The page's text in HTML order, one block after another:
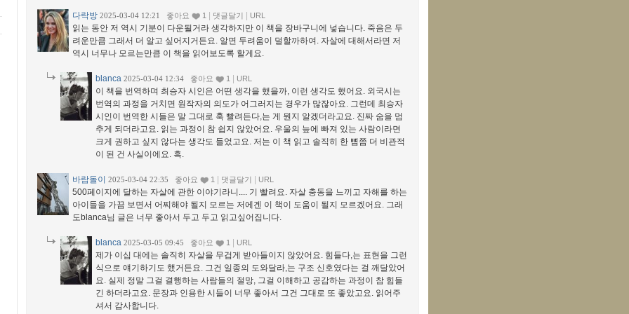
다락방 2025-03-04 12:21 좋아요 1 댓글달기 URL
읽는 동안 저 역시 기분이 다운될거라 생각하지만 이 책을 장바구니에 넣습니다. 죽음은 두
려운만큼 그래서 더 알고 싶어지거든요. 알면 두려움이 덜할까하여. 자살에 대해서라면 저
역시 너무나 모르는만큼 이 책을 읽어보도록 할게요.
blanca 2025-03-04 12:34 좋아요 1 URL
이 책을 번역하며 최승자 시인은 어떤 생각을 했을까, 이런 생각도 했어요. 외국시는
번역의 과정을 거치면 원작자의 의도가 어그러지는 경우가 많잖아요. 그런데 최승자
시인이 번역한 시들은 말 그대로 훅 빨려든다,는 게 뭔지 알겠더라고요. 진짜 숨을 멈
추게 되더라고요. 읽는 과정이 참 쉽지 않았어요. 우울의 늪에 빠져 있는 사람이라면
크게 권하고 싶지 않다는 생각도 들었고요. 저는 이 책 읽고 솔직히 한 뼘쯤 더 비관적
이 된 건 사실이에요. 흑.
바람돌이 2025-03-04 22:35 좋아요 1 댓글달기 URL
500페이지에 달하는 자살에 관한 이야기라니.... 기 빨려요. 자살 충동을 느끼고 자해를 하는
아이들을 가끔 보면서 어찌해야 될지 모르는 저에겐 이 책이 도움이 될지 모르겠어요. 그래
도blanca님 글은 너무 좋아서 두고 두고 읽고싶어집니다.
blanca 2025-03-05 09:45 좋아요 1 URL
제가 이십 대에는 솔직히 자살을 무겁게 받아들이지 않았어요. 힘들다,는 표현을 그런
식으로 얘기하기도 했거든요. 그건 일종의 도와달라,는 구조 신호였다는 걸 깨달았어
요. 실제 정말 그걸 결행하는 사람들의 절망, 그걸 이해하고 공감하는 과정이 참 힘들
긴 하더라고요. 문장과 인용한 시들이 너무 좋아서 그건 그대로 또 좋았고요. 읽어주
셔서 감사합니다.